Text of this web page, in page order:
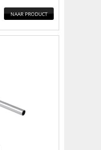
NAAR PRODUCT